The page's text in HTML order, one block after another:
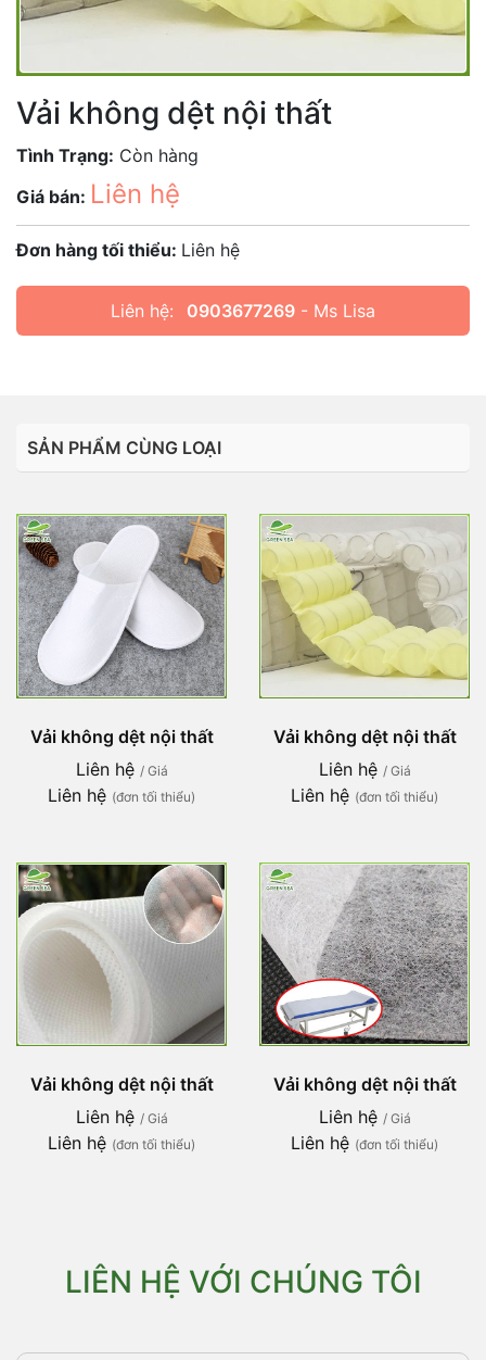
Vải không dệt nội thất
Tình Trạng: Còn hàng
Giá bán: Liên hệ
Đơn hàng tối thiểu: Liên hệ
Liên hệ: 0903677269 - Ms Lisa
SẢN PHẨM CÙNG LOẠI
Vải không dệt nội thất
Liên hệ / Giá
Liên hệ (đơn tối thiểu)
Vải không dệt nội thất
Liên hệ / Giá
Liên hệ (đơn tối thiểu)
Vải không dệt nội thất
Liên hệ / Giá
Liên hệ (đơn tối thiểu)
Vải không dệt nội thất
Liên hệ / Giá
Liên hệ (đơn tối thiểu)
LIÊN HỆ VỚI CHÚNG TÔI